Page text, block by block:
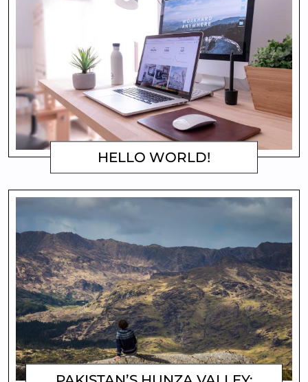
HELLO WORLD!
MATTHEW